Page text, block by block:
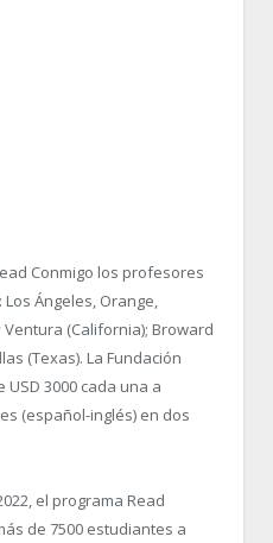
Conmigo los profesores
Ángeles, Orange,
(California); Broward
(Texas). La Fundación
3000 cada una a
(español-inglés) en dos
el programa Read
de 7500 estudiantes a